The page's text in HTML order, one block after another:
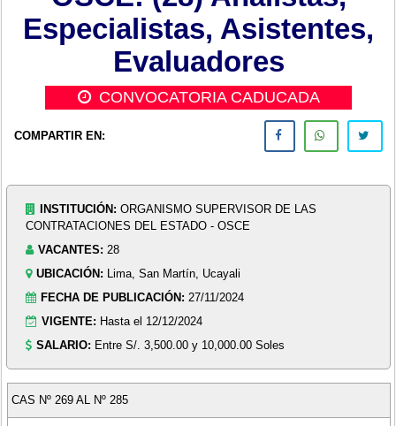
Especialistas, Asistentes,
Evaluadores
CONVOCATORIA CADUCADA
COMPARTIR EN:
INSTITUCIÓN: ORGANISMO SUPERVISOR DE LAS
CONTRATACIONES DEL ESTADO - OSCE
VACANTES: 28
UBICACIÓN: Lima, San Martín, Ucayali
FECHA DE PUBLICACIÓN: 27/11/2024
VIGENTE: Hasta el 12/12/2024
SALARIO: Entre S/. 3,500.00 y 10,000.00 Soles
CAS Nº 269 AL Nº 285